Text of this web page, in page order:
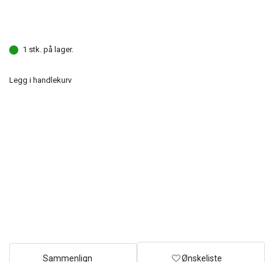
1 stk. på lager.
Legg i handlekurv
Sammenlign Ønskeliste